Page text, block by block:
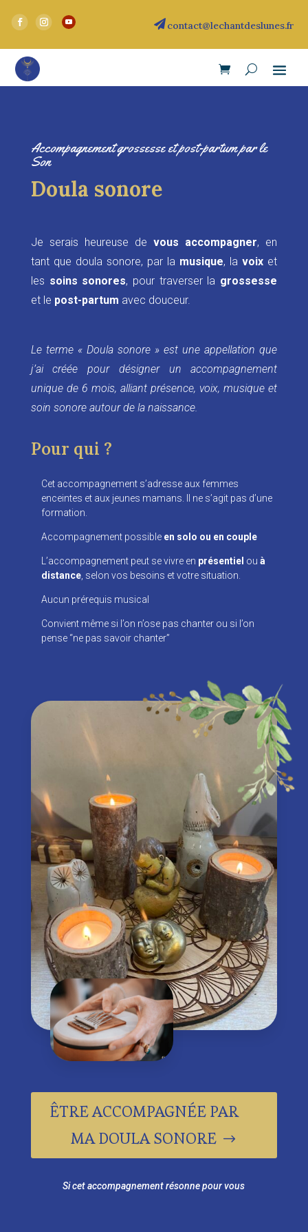
contact@lechantdeslunes.fr
Accompagnement grossesse et post-partum par le
Son
Doula sonore
Je serais heureuse devous accompagner, en
tant que doula sonore, par la musique, lavoix et
les soins sonores, pour traverser la grossesse
et le post-partum avec douceur.
Le terme « Doula sonore » est une appellation que
j’ai créée pour désigner un accompagnement
unique de 6 mois, alliant présence, voix, musique et
soin sonore autour de la naissance.
Pour qui ?
Cet accompagnement s’adresse aux femmes
enceintes et aux jeunes mamans. Il ne s’agit pas d’une
formation.
Accompagnement possible en solo ou en couple
L’accompagnement peut se vivre en présentiel ou à
distance, selon vos besoins et votre situation.
Aucun prérequis musical
Convient même si l’on n’ose pas chanter ou si l’on
pense “ne pas savoir chanter”
ÊTRE ACCOMPAGNÉE PAR
MA DOULA SONORE
Si cet accompagnement résonne pour vous